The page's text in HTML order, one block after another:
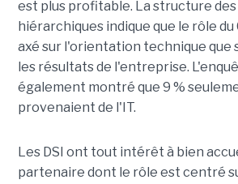
est plus profitable. La structure
hiérarchiques indique que le rôle du
axé sur l'orientation technique que
les résultats de l'entreprise.
également montré que 9 %
provenaient de l'IT.
Les DSI ont tout intérêt à bien
partenaire dont le rôle est centré